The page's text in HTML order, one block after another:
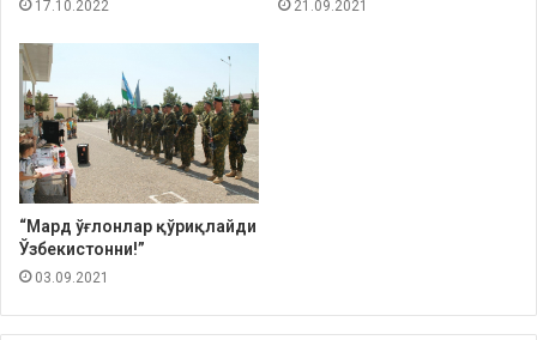
17.10.2022 21.09.2021
“Мард ўғлонлар қўриқлайди
Ўзбекистонни!”
03.09.2021